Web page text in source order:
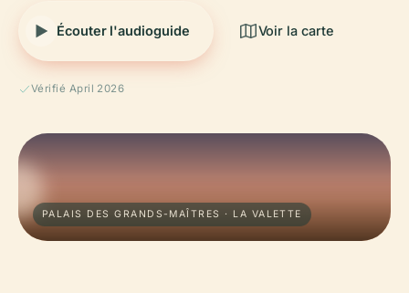
Écouter l'audioguide Voir la carte
Vérifié April 2026
PALAIS DES GRANDS-MAÎTRES · LA VALETTE